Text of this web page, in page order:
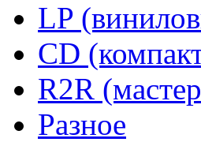
LP
CD
R2R
Разное